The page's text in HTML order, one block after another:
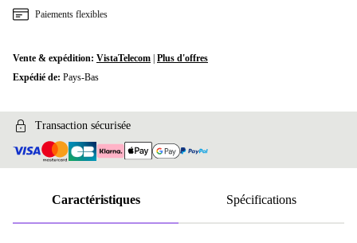
Paiements flexibles
Vente & expédition: VistaTelecom Plus d'offres
Expédié de: Pays-Bas
Transaction sécurisée
Caractéristiques Spécifications